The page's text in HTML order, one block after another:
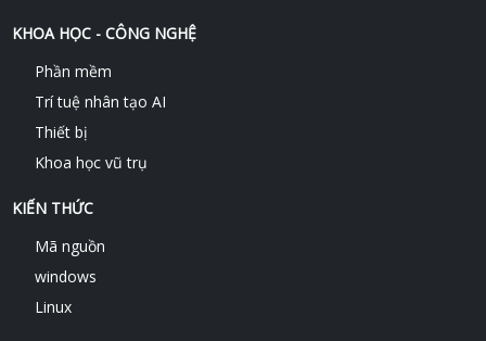
KHOA HỌC - CÔNG NGHỆ
Phần mềm
Trí tuệ nhân tạo AI
Thiết bị
Khoa học vũ trụ
KIẾN THỨC
Mã nguồn
windows
Linux